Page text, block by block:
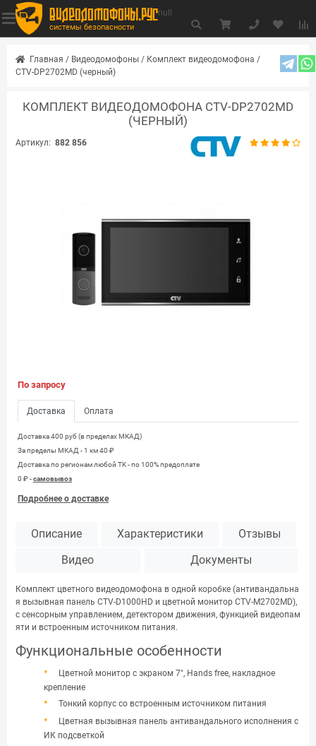
видеодомофоны.рус
системы безопасности
null
Главная / Видеодомофоны / Комплект видеодомофона /
CTV-DP2702MD (черный)
КОМПЛЕКТ ВИДЕОДОМОФОНА CTV-DP2702MD
(ЧЕРНЫЙ)
Артикул: 882 856
По запросу
Доставка Оплата
Доставка 400 руб (в пределах МКАД)
За пределы МКАД - 1 км 40 ₽
Доставка по регионам любой TK - по 100% предоплате
0 ₽ -самовывоз
Подробнее о доставке
Описание Характеристики Отзывы
Видео Документы
Комплект цветного видеодомофона в одной коробке (антивандальна
я вызывная панель CTV-D1000HD и цветной монитор CTV-M2702MD),
с сенсорным управлением, детектором движения, функцией видеопам
яти и встроенным источником питания.
Функциональные особенности
Цветной монитор с экраном 7″, Hands free, накладное
крепление
Тонкий корпус со встроенным источником питания
Цветная вызывная панель антивандального исполнения с
ИК подсветкой